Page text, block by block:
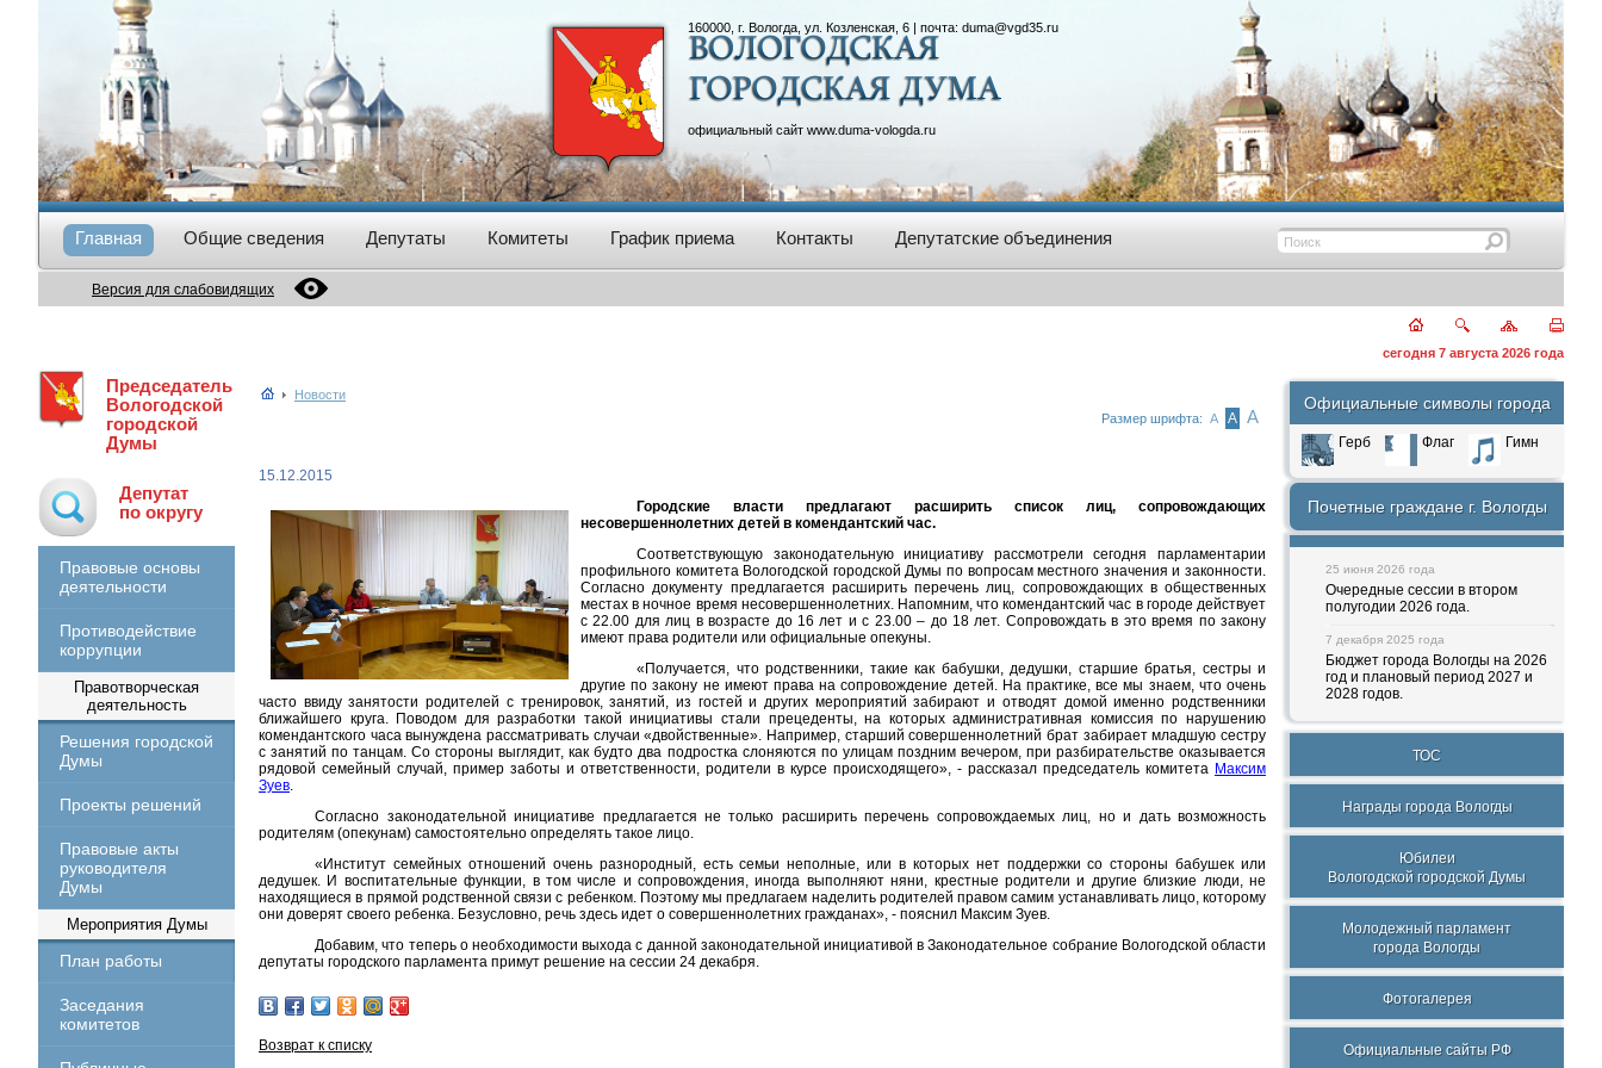
160000, г. Вологда, ул. Козленская, 6 | почта: duma@vgd35.ru
официальный сайт www.duma-vologda.ru
Главная Общие сведения Депутаты Комитеты График приема Контакты Депутатские объединения
Версия для слабовидящих
сегодня 7 августа 2026 года
Председатель
Вологодской
городской
Думы
Депутат
по округу
Правовые основы
деятельности
Противодействие
коррупции
Правотворческая
деятельность
Решения городской
Думы
Проекты решений
Правовые акты
руководителя
Думы
Мероприятия Думы
План работы
Заседания
комитетов
Новости
Размер шрифта: А А А
15.12.2015
Городские власти предлагают расширить список лиц, сопровождающих
несовершеннолетних детей в комендантский час.
Соответствующую законодательную инициативу рассмотрели сегодня парламентарии
профильного комитета Вологодской городской Думы по вопросам местного значения и законности.
Согласно документу предлагается расширить перечень лиц, сопровождающих в общественных
местах в ночное время несовершеннолетних. Напомним, что комендантский час в городе действует
с 22.00 для лиц в возрасте до 16 лет и с 23.00 – до 18 лет. Сопровождать в это время по закону
имеют права родители или официальные опекуны.
«Получается, что родственники, такие как бабушки, дедушки, старшие братья, сестры и
другие по закону не имеют права на сопровождение детей. На практике, все мы знаем, что очень
часто ввиду занятости родителей с тренировок, занятий, из гостей и других мероприятий забирают и отводят домой именно родственники
ближайшего круга. Поводом для разработки такой инициативы стали прецеденты, на которых административная комиссия по нарушению
комендантского часа вынуждена рассматривать случаи «двойственные». Например, старший совершеннолетний брат забирает младшую сестру
с занятий по танцам. Со стороны выглядит, как будто два подростка слоняются по улицам поздним вечером, при разбирательстве оказывается
рядовой семейный случай, пример заботы и ответственности, родители в курсе происходящего», - рассказал председатель комитета Максим
Зуев.
Согласно законодательной инициативе предлагается не только расширить перечень сопровождаемых лиц, но и дать возможность
родителям (опекунам) самостоятельно определять такое лицо.
«Институт семейных отношений очень разнородный, есть семьи неполные, или в которых нет поддержки со стороны бабушек или
дедушек. И воспитательные функции, в том числе и сопровождения, иногда выполняют няни, крестные родители и другие близкие люди, не
находящиеся в прямой родственной связи с ребенком. Поэтому мы предлагаем наделить родителей правом самим устанавливать лицо, которому
они доверят своего ребенка. Безусловно, речь здесь идет о совершеннолетних гражданах», - пояснил Максим Зуев.
Добавим, что теперь о необходимости выхода с данной законодательной инициативой в Законодательное собрание Вологодской области
депутаты городского парламента примут решение на сессии 24 декабря.
Возврат к списку
Официальные символы города
Герб Флаг Гимн
Почетные граждане г. Вологды
25 июня 2026 года
Очередные сессии в втором
полугодии 2026 года.
7 декабря 2025 года
Бюджет города Вологды на 2026
год и плановый период 2027 и
2028 годов.
ТОС
Награды города Вологды
Юбилеи
Вологодской городской Думы
Молодежный парламент
города Вологды
Фотогалерея
Официальные сайты РФ